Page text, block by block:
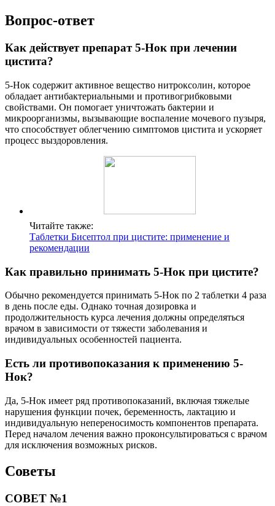
Вопрос-ответ
Как действует препарат 5-Нок при лечении
цистита?
5-Нок содержит активное вещество нитроксолин, которое
обладает антибактериальными и противогрибковыми
свойствами. Он помогает уничтожать бактерии и
микроорганизмы, вызывающие воспаление мочевого пузыря,
что способствует облегчению симптомов цистита и ускоряет
процесс выздоровления.
Читайте также:
Таблетки Бисептол при цистите: применение и
рекомендации
Как правильно принимать 5-Нок при цистите?
Обычно рекомендуется принимать 5-Нок по 2 таблетки 4 раза
в день после еды. Однако точная дозировка и
продолжительность курса лечения должны определяться
врачом в зависимости от тяжести заболевания и
индивидуальных особенностей пациента.
Есть ли противопоказания к применению 5-
Нок?
Да, 5-Нок имеет ряд противопоказаний, включая тяжелые
нарушения функции почек, беременность, лактацию и
индивидуальную непереносимость компонентов препарата.
Перед началом лечения важно проконсультироваться с врачом
для исключения возможных рисков.
Советы
СОВЕТ №1